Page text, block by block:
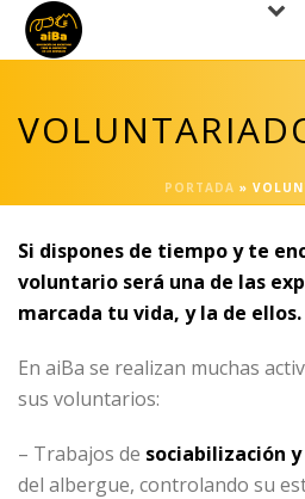
PORTADA »
Si dispones de tiempo y te
voluntario será una de las
marcada tu vida, y la de ellos.
En aiBa se realizan muchas
sus voluntarios:
– Trabajos de sociabilización
del albergue, controlando su